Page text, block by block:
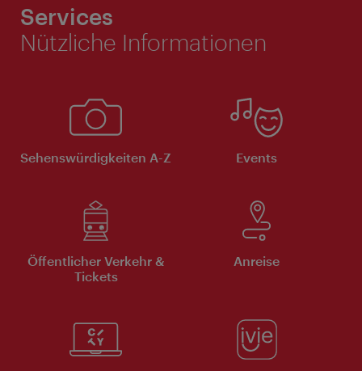
Services
Nützliche Informationen
Sehenswürdigkeiten A-Z Events
Öffentlicher Verkehr &
Tickets
Anreise